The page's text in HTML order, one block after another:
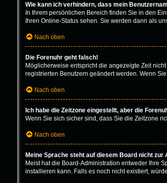
Wie kann ich verhindern, dass mein
In Ihrem persönlichen Bereich finden Sie in den
Ihren Online-Status sehen. Sie werden dann als
Nach oben
Die Forenuhr geht falsch!
Möglicherweise entspricht die angezeigte Zeit
registrierten Benutzern geändert werden. Wenn
Nach oben
Ich habe die Zeitzone eingestellt, aber die
Wenn Sie sich sicher sind, dass Sie die Zeitzone
Nach oben
Meine Sprache steht auf diesem Board nicht zur
Meist hat die Board-Administration entweder Ihre
installieren kann. Falls es noch nicht existiert,